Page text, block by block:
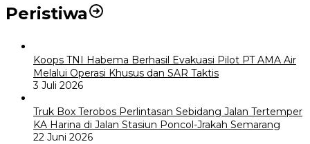
Peristiwa
Koops TNI Habema Berhasil Evakuasi Pilot PT AMA Air
Melalui Operasi Khusus dan SAR Taktis
3 Juli 2026
Truk Box Terobos Perlintasan Sebidang Jalan Tertemper
KA Harina di Jalan Stasiun Poncol-Jrakah Semarang
22 Juni 2026